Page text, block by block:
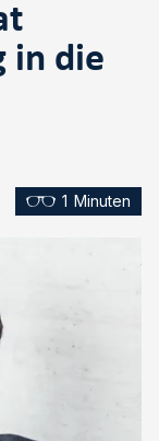
in die
1 Minuten